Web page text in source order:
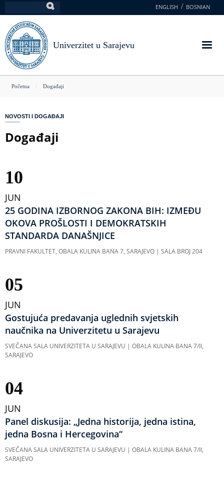
na
glavni
sadržaj
ENGLISH BOSNIAN
Univerzitet u Sarajevu
You
here
Početna Događaji
NOVOSTI I DOGAĐAJI
Događaji
10
JUN
25 GODINA IZBORNOG ZAKONA BIH: IZMEĐU
OKOVA PROŠLOSTI I DEMOKRATSKIH
STANDARDA DANAŠNJICE
PRAVNI FAKULTET, OBALA KULINA BANA 7, SARAJEVO | SALA BROJ 204
05
JUN
Gostujuća predavanja uglednih svjetskih
naučnika na Univerzitetu u Sarajevu
SVEČANA SALA UNIVERZITETA U SARAJEVU | OBALA KULINA BANA 7/II,
SARAJEVO
04
JUN
Panel diskusija: „Jedna historija, jedna istina,
jedna Bosna i Hercegovina“
SVEČANA SALA UNIVERZITETA U SARAJEVU | OBALA KULINA BANA 7/II,
SARAJEVO